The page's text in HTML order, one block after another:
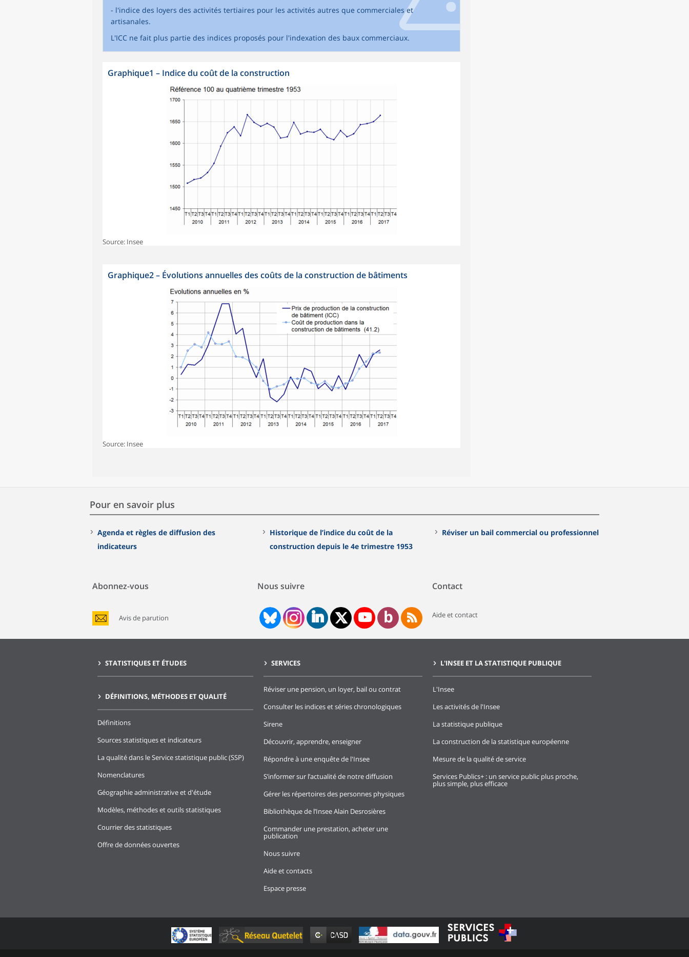
- l'indice des loyers des activités tertiaires pour les activités autres que commerciales et
artisanales.
L'ICC ne fait plus partie des indices proposés pour l'indexation des baux commerciaux.
Graphique1 – Indice du coût de la construction
Source: Insee
Graphique2– Évolutions annuelles des coûts de la construction de bâtiments
Source: Insee
Pour en savoir plus
Agenda et règles de diffusion des
indicateurs
Historique de l’indice du coût de la
construction depuis le 4e trimestre 1953
Réviser un bail commercial ou professionnel
Abonnez-vous
Avis de parution
Nous suivre Contact
Aide et contact
STATISTIQUES ET ÉTUDES
DÉFINITIONS, MÉTHODES ET QUALITÉ
Définitions
Sources statistiques et indicateurs
La qualité dans le Service statistique public (SSP)
Nomenclatures
Géographie administrative et d'étude
Modèles, méthodes et outils statistiques
Courrier des statistiques
Offre de données ouvertes
SERVICES
Réviser une pension, un loyer, bail ou contrat
Consulter les indices et séries chronologiques
Sirene
Découvrir, apprendre, enseigner
Répondre à une enquête de l'Insee
S’informer sur l’actualité de notre diffusion
Gérer les répertoires des personnes physiques
Bibliothèque de l’Insee Alain Desrosières
Commander une prestation, acheter une
publication
Nous suivre
Aide et contacts
Espace presse
L'INSEE ET LA STATISTIQUE PUBLIQUE
L'Insee
Les activités de l'Insee
La statistique publique
La construction de la statistique européenne
Mesure de la qualité de service
Services Publics+ : un service public plus proche,
plus simple, plus efficace